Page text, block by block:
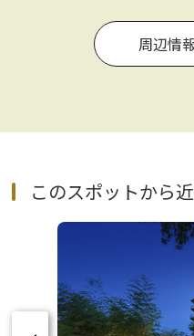
周辺情
このスポットから